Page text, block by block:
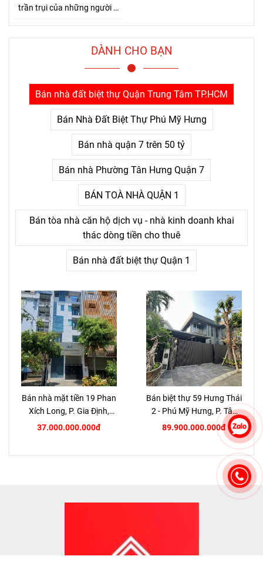
trần trụi của những người đi
người chỉ nhận ra sau khi đã
phải là khó khăn lớn, mà là
nỗi đau kéo dài không thấy
điểm kết.
DÀNH CHO BẠN
Bán nhà đất biệt thự Quận Trung Tâm TP.HCM
Bán Nhà Đất Biệt Thự Phú Mỹ Hưng
Bán nhà quận 7 trên 50 tỷ
Bán nhà Phường Tân Hưng Quận 7
BÁN TOÀ NHÀ QUẬN 1
Bán tòa nhà căn hộ dịch vụ - nhà kinh doanh khai
thác dòng tiền cho thuê
Bán nhà đất biệt thự Quận 1
Bán nhà mặt tiền 19 Phan
Xích Long, P. Gia Định,
TP.HCM
37.000.000.000đ
Bán biệt thự 59 Hưng Thái
2 - Phú Mỹ Hưng, P. Tân
Hưng, Quận 7
89.900.000.000đ